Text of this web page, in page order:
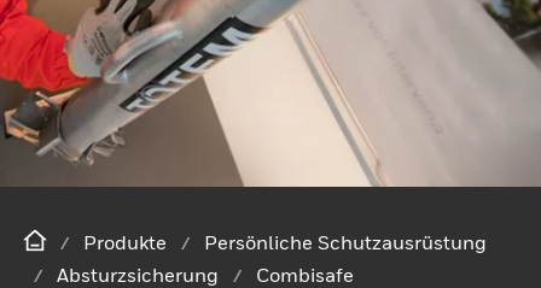
Produkte
Persönliche Schutzausrüstung
Absturzsicherung
Combisafe